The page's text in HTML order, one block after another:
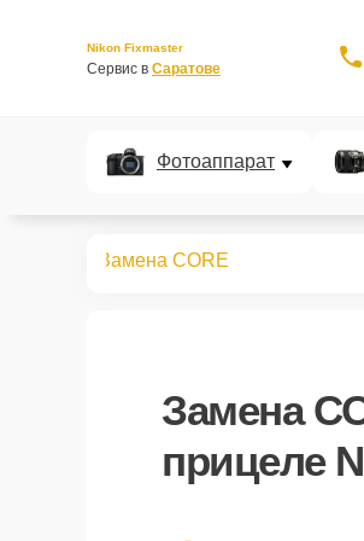
Nikon Fixmaster
Сервис в Саратове
Фотоаппарат
Замена CORE
Замена
прицеле